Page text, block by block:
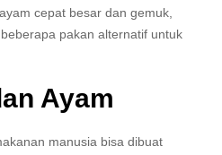
cepat besar dan gemuk,
pakan alternatif untuk
Ayam
manusia bisa dibuat